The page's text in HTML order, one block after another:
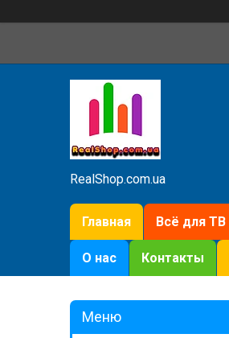
RealShop.com.ua
Главная Всё для ТВ
О нас Контакты